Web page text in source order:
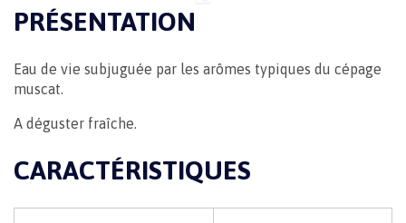
PRÉSENTATION
Eau de vie subjuguée par les arômes typiques du cépage
muscat.
A déguster fraîche.
CARACTÉRISTIQUES